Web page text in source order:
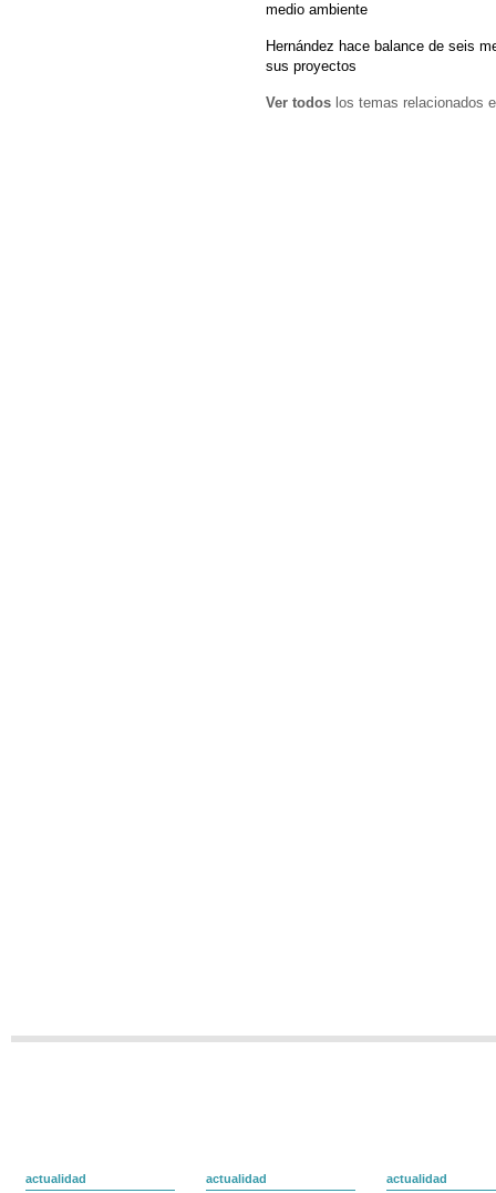
medio ambiente
Hernández hace balance de seis
sus proyectos
Ver todos los temas relacionados
actualidad
actualidad
actualidad